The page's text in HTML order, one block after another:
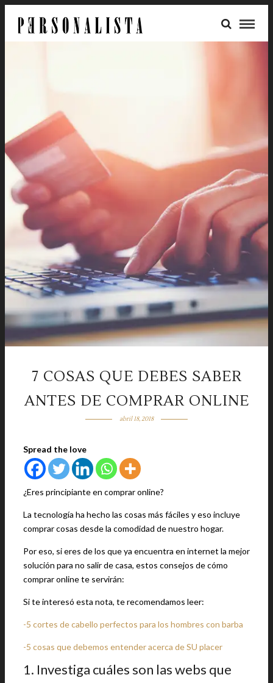
7 COSAS QUE DEBES SABER
ANTES DE COMPRAR ONLINE
abril 18, 2018
Spread the love
¿Eres principiante en comprar online?
La tecnología ha hecho las cosas más fáciles y eso incluye
comprar cosas desde la comodidad de nuestro hogar.
Por eso, si eres de los que ya encuentra en internet la mejor
solución para no salir de casa, estos consejos de cómo
comprar online te servirán:
Si te interesó esta nota, te recomendamos leer:
-5 cortes de cabello perfectos para los hombres con barba
-5 cosas que debemos entender acerca de SU placer
1. Investiga cuáles son las webs que